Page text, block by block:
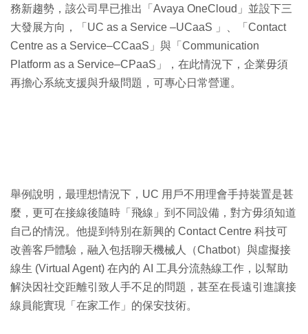
務新趨勢，該公司早已推出「Avaya OneCloud」並設下三
大發展方向，「UC as a Service –UCaaS 」、「Contact
Centre as a Service–CCaaS」與「Communication
Platform as a Service–CPaaS」，在此情況下，企業毋須
再擔心系統支援與升級問題，可專心日常營運。
舉例說明，最理想情況下，UC 用戶不用理會手持裝置是甚
麼，更可在接線後隨時「飛線」到不同設備，對方毋須知道
自己的情況。他提到特別在新興的 Contact Centre 科技可
改善客戶體驗，融入包括聊天機械人（Chatbot）與虛擬接
線生 (Virtual Agent) 在內的 AI 工具分流熱線工作，以幫助
解決因社交距離引致人手不足的問題，甚至在長遠引進讓接
線員能實現「在家工作」的保安技術。